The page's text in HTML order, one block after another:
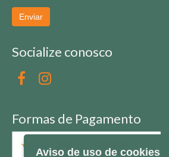
Enviar
Socialize conosco
Formas de Pagamento
Aviso de uso de cookies